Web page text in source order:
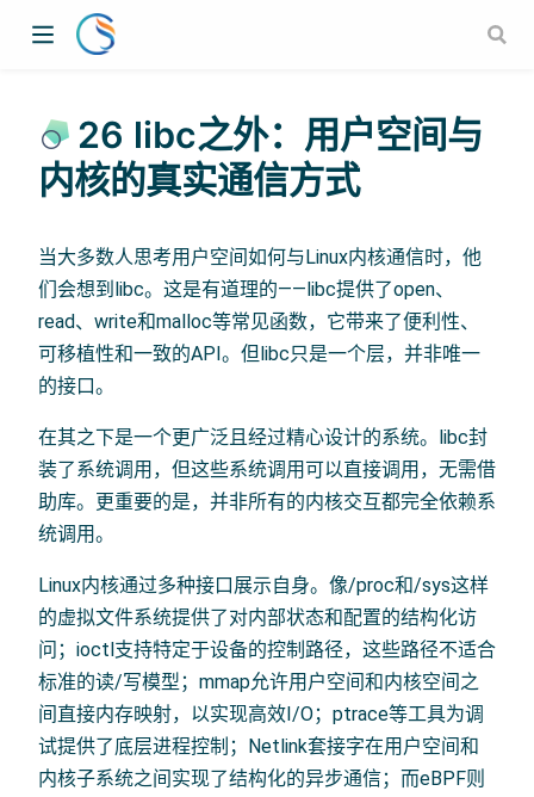
26 libc之外：用户空间与
内核的真实通信方式
当大多数人思考用户空间如何与Linux内核通信时，他
们会想到libc。这是有道理的——libc提供了open、
read、write和malloc等常见函数，它带来了便利性、
可移植性和一致的API。但libc只是一个层，并非唯一
的接口。
在其之下是一个更广泛且经过精心设计的系统。libc封
装了系统调用，但这些系统调用可以直接调用，无需借
助库。更重要的是，并非所有的内核交互都完全依赖系
统调用。
Linux内核通过多种接口展示自身。像/proc和/sys这样
的虚拟文件系统提供了对内部状态和配置的结构化访
问；ioctl支持特定于设备的控制路径，这些路径不适合
标准的读/写模型；mmap允许用户空间和内核空间之
间直接内存映射，以实现高效I/O；ptrace等工具为调
试提供了底层进程控制；Netlink套接字在用户空间和
内核子系统之间实现了结构化的异步通信；而eBPF则